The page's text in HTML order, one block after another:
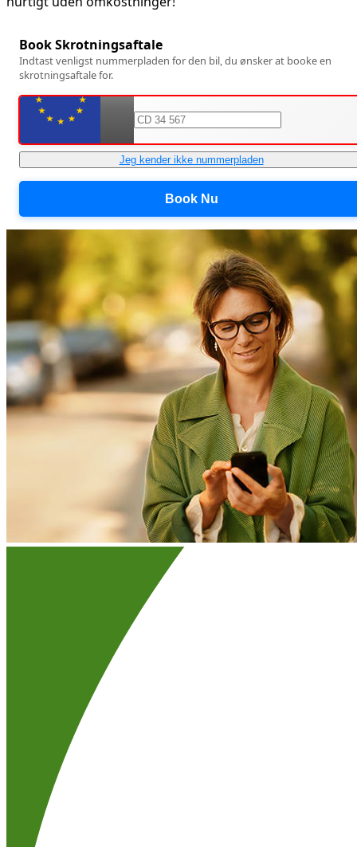
Book Skrotningsaftale
Indtast venligst nummerpladen for den bil, du ønsker at booke en
skrotningsaftale for.
Jeg kender ikke nummerpladen
Book Nu